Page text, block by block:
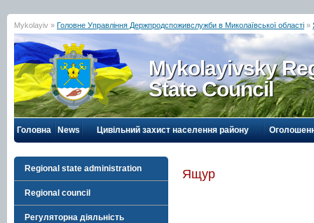
Mykolayiv » Головне Управління Держпродспоживслужби в Миколаївської області »
Mykolayivsky
State Council
Головна News Цивільний захист населення району
Regional state administration
Regional council
Регуляторна діяльність
Ящур